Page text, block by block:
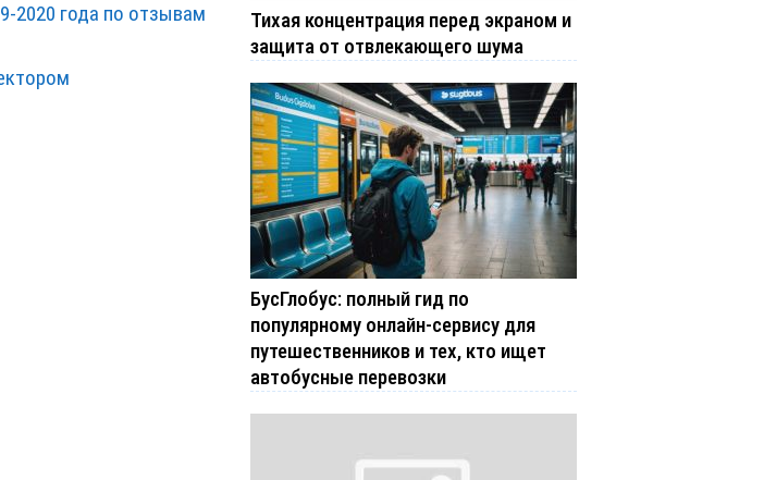
2020 года по отзывам
Тихая концентрация перед экраном и
защита от отвлекающего шума
БусГлобус: полный гид по
популярному онлайн-сервису для
путешественников и тех, кто ищет
автобусные перевозки